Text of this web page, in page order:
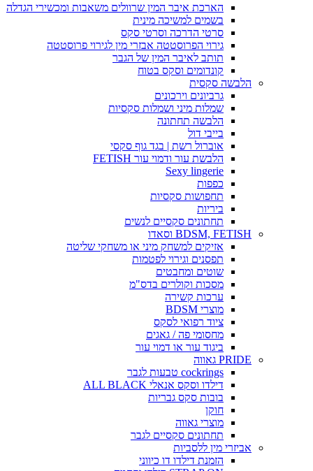
הארכת איבר המין שרוולים משאבות ומכשירי הגדלה
בשמים למשיכה מינית
סרטי הדרכה וסרטי סקס
גירוי הפרוסטטה אבזרי מין לגירוי פרוסטטה
תותב לאיבר המין של הגבר
קונדומים וסקס בטוח
הלבשה סקסית
גרביונים וירכונים
שמלות מיני ושמלות סקסיות
הלבשה תחתונה
בייבי דול
אוברול רשת | בגד גוף סקסי
הלבשת עור ודמוי עור FETISH
Sexy lingerie
כפפות
תחפושות סקסיות
ביריות
תחתונים סקסיים לנשים
BDSM, FETISH וסאדו
אזיקים למשחק מיני או משחקי שליטה
תפסנים וגירוי לפטמות
שוטים ומחבטים
מסכות וקולרים בדס"מ
ערכות קשירה
מוצרי BDSM
ציוד רפואי לסקס
מחסומי פה / גאגים
ביגוד עור או דמוי עור
PRIDE גאווה
cockrings טבעות לגבר
דילדו וסקס אנאלי ALL BLACK
בובות סקס גבריות
חוקן
מוצרי גאווה
תחתונים סקסיים לגבר
אביזרי מין ללסביות
הזמנת דילדו דו כיווני